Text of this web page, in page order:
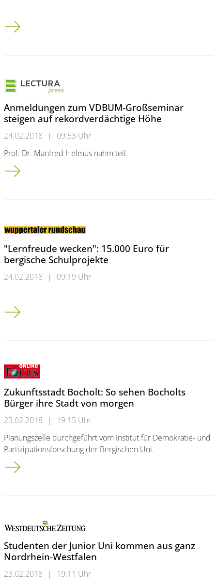
Pavement-Scanner könnte Straßenschäden verhindern
Anmeldungen zum VDBUM-Großseminar
steigen auf rekordverdächtige Höhe
24.02.2018 |
09:53 Uhr
Prof. Dr. Manfred Helmus nahm teil.
Anmeldungen zum VDBUM-Großseminar steigen auf
"Lernfreude wecken": 15.000 Euro für
bergische Schulprojekte
24.02.2018 | 09:19 Uhr
"Lernfreude wecken": 15.000 Euro für bergische
Zukunftsstadt Bocholt: So sehen Bocholts
Bürger ihre Stadt von morgen
23.02.2018 |
19:15 Uhr
Planungszelle durchgeführt vom Institut für Demokratie- und
Partizipationsforschung der Bergischen Uni.
Zukunftsstadt Bocholt: So sehen Bocholts Bürger ihre Stadt
Studenten der Junior Uni kommen aus ganz
Nordrhein-Westfalen
23.02.2018 |
19:11 Uhr